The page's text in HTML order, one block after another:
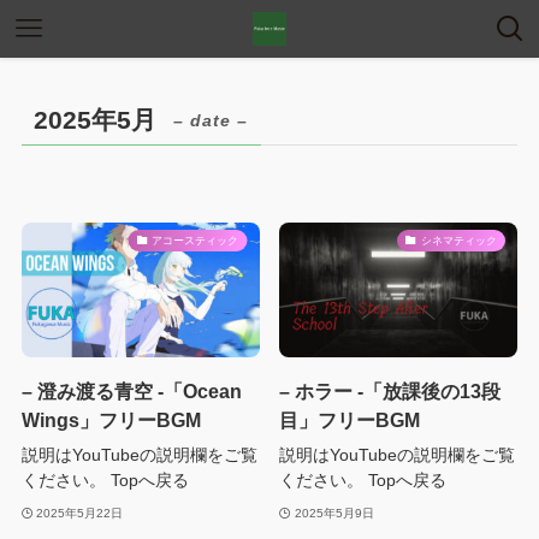
2025年5月 – date –
アコースティック
– 澄み渡る青空 -「Ocean
Wings」フリーBGM
説明はYouTubeの説明欄をご覧
ください。 Topへ戻る
2025年5月22日
シネマティック
– ホラー -「放課後の13段
目」フリーBGM
説明はYouTubeの説明欄をご覧
ください。 Topへ戻る
2025年5月9日